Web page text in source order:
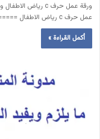
عمل حرف c رياض الاطفال ===== لمشاهدة و تحميل الملفات اسفل…
أكمل القراءة »